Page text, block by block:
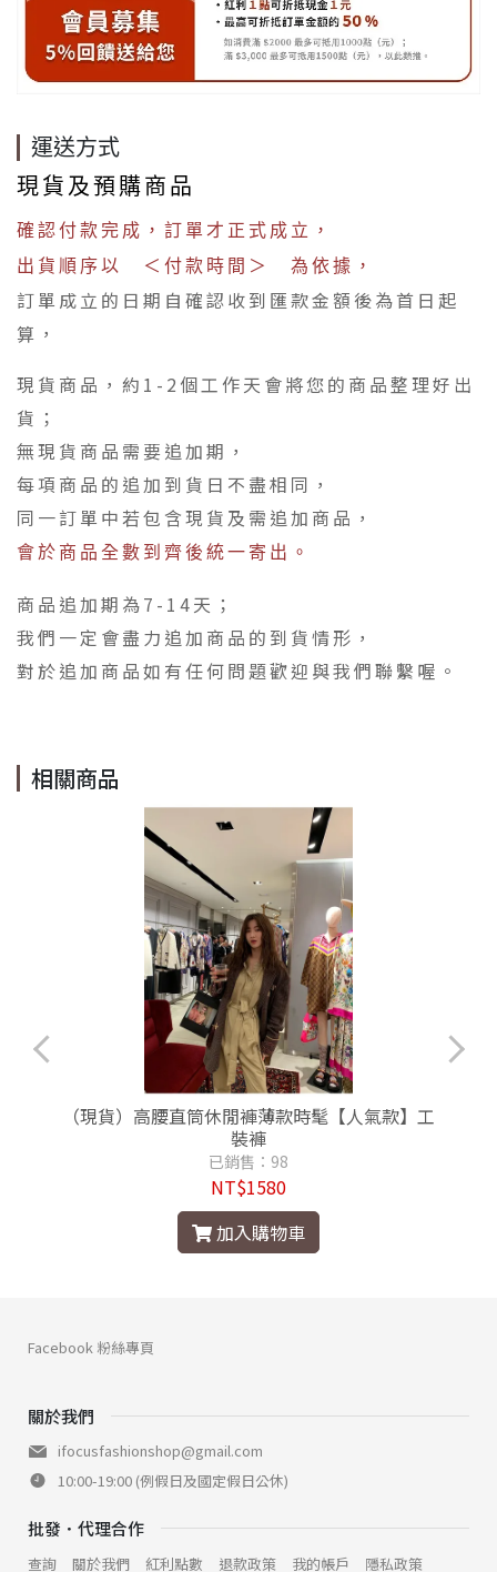
運送方式
現貨及預購商品
確認付款完成，訂單才正式成立，
出貨順序以 ＜付款時間＞ 為依據，
訂單成立的日期自確認收到匯款金額後為首日起
算，
現貨商品，約1-2個工作天會將您的商品整理好出
貨；
無現貨商品需要追加期，
每項商品的追加到貨日不盡相同，
同一訂單中若包含現貨及需追加商品，
會於商品全數到齊後統一寄出。
商品追加期為7-14天；
我們一定會盡力追加商品的到貨情形，
對於追加商品如有任何問題歡迎與我們聯繫喔。
相關商品
（現貨）高腰直筒休閒褲薄款時髦【人氣款】工
裝褲
已銷售：98
NT$1580
加入購物車
關於我們
ifocusfashionshop@gmail.com
10:00-19:00 (例假日及國定假日公休)
批發．代理合作
查詢 關於我們 紅利點數 退款政策 我的帳戶 隱私政策
Facebook 粉絲專頁